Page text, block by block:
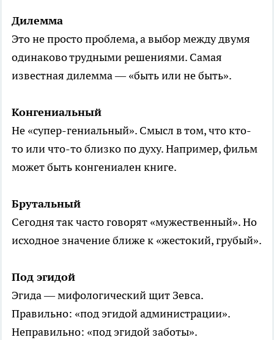
Дилемма
Это не просто проблема, а выбор между двумя
одинаково трудными решениями. Самая
известная дилемма — «быть или не быть».
Конгениальный
Не «супер-гениальный». Смысл в том, что кто-
то или что-то близко по духу. Например, фильм
может быть конгениален книге.
Брутальный
Сегодня так часто говорят «мужественный». Но
исходное значение ближе к «жестокий, грубый».
Под эгидой
Эгида — мифологический щит Зевса.
Правильно: «под эгидой администрации».
Неправильно: «под эгидой заботы».